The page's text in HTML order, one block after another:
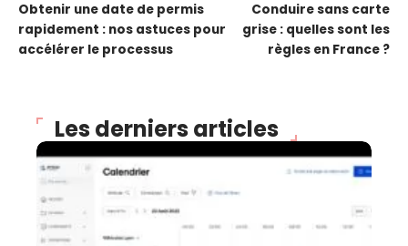
Obtenir une date de permis
rapidement : nos astuces pour
accélérer le processus
Conduire sans carte
grise : quelles sont les
règles en France ?
Les derniers articles